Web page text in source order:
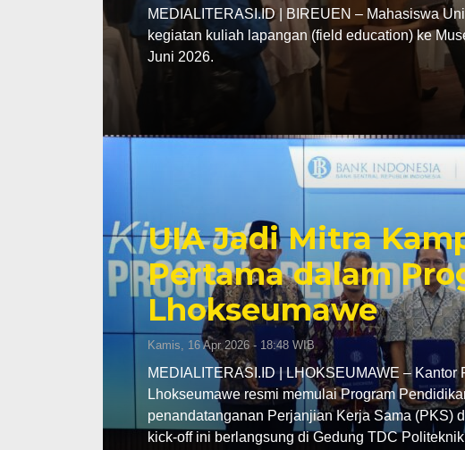
MEDIALITERASI.ID | BIREUEN – Mahasiswa
kegiatan kuliah lapangan (field education) ke
Juni 2026.
UIA Jadi Mitra
Pertama dalam
Lhokseumawe
Kamis, 16 Apr 2026 - 18:48 WIB
MEDIALITERASI.ID | LHOKSEUMAWE –
Lhokseumawe resmi memulai Program
penandatanganan Perjanjian Kerja Sama (PKS)
kick-off ini berlangsung di Gedung TDC